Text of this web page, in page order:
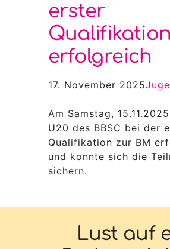
erster
Qualifikation
erfolgreich
17. November 2025
Am Samstag,
U20 des BBSC bei der
Qualifikation zur BM
und konnte sich die
sichern.
Lust auf